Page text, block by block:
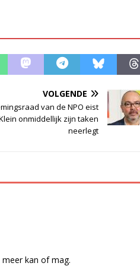
VOLGENDE
van de NPO eist
onmiddellijk zijn taken
neerlegt
kan of mag.